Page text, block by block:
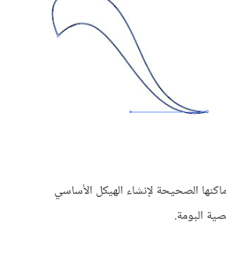
الصحيحة لإنشاء الهيكل الأساسي
البومة.